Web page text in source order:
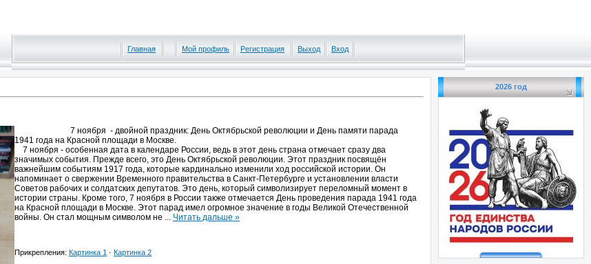
Главная Мой профиль Регистрация Выход Вход
7 ноября - двойной праздник: День Октябрьской революции и День памяти парада
1941 года на Красной площади в Москве.
7 ноября - особенная дата в календаре России, ведь в этот день страна отмечает сразу два
значимых события. Прежде всего, это День Октябрьской революции. Этот праздник посвящён
важнейшим событиям 1917 года, которые кардинально изменили ход российской истории. Он
напоминает о свержении Временного правительства в Санкт-Петербурге и установлении власти
Советов рабочих и солдатских депутатов. Это день, который символизирует переломный момент в
истории страны. Кроме того, 7 ноября в России также отмечается День проведения парада 1941 года
на Красной площади в Москве. Этот парад имел огромное значение в годы Великой Отечественной
войны. Он стал мощным символом не
Читать дальше »
Прикрепления: Картинка 1 · Картинка 2
2026 год